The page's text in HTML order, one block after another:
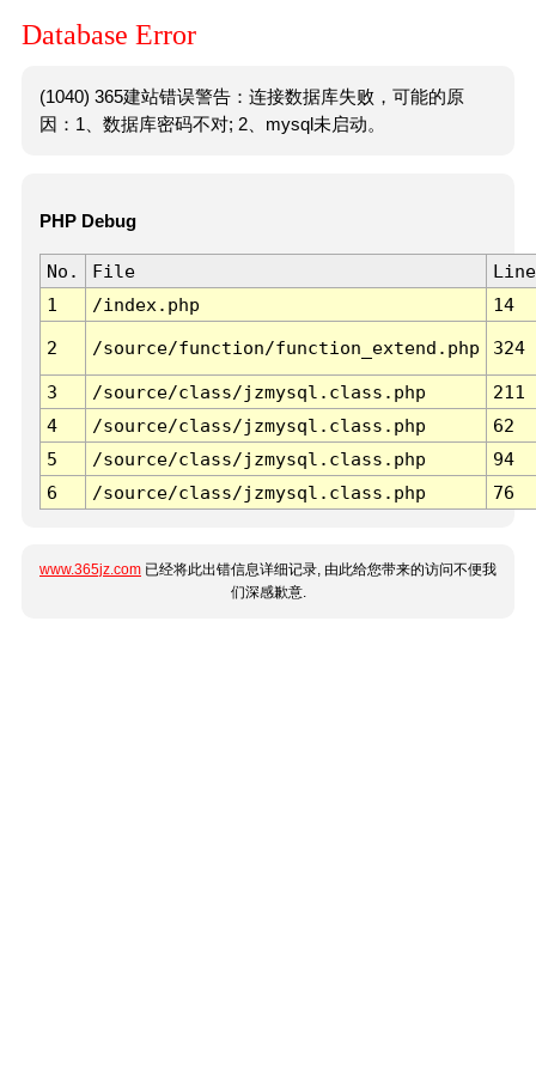
Database Error
(1040) 365建站错误警告：连接数据库失败，可能的原
因：1、数据库密码不对; 2、mysql未启动。
PHP Debug
No. File
Line
1
/index.php 14
2 /source/function/function_extend.php 324
3 /source/class/jzmysql.class.php
211
4
/source/class/jzmysql.class.php
62
5
/source/class/jzmysql.class.php
94
6
/source/class/jzmysql.class.php 76
www.365jz.com 已经将此出错信息详细记录, 由此给您带来的访问不便我
们深感歉意.